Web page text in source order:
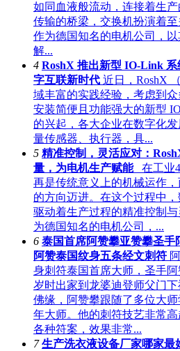
如同血液般流动，连接着生
传输的桥梁，交换机扮演着至
作为德国知名的电机公司，
解...
4 RoshX 推出新型 IO-Link
字互联新时代 近日，RoshX
域丰富的实践经验，考虑到
安装简便且功能强大的新型
的兴起，各大企业在数字化
量传感器、执行器，具...
5 精准控制，灵活应对：
量，为电机生产赋能
在工业
再是传统意义上的机械运作
的方向迈进。在这个过程中
驱动着生产过程的精准控制
为德国知名的电机公司，...
6 泰国首席阿赞攀亚赞攀圣手
阿赞泰国纹身五条经文刺符
身刺符泰国首席大师，圣手
岁时出家到龙婆迪登师父门
佛缘，阿赞攀跟随了多位大
年大师。他的刺符技艺非常
各种符案，效果非常...
7 生产洗衣液设备厂家哪家最